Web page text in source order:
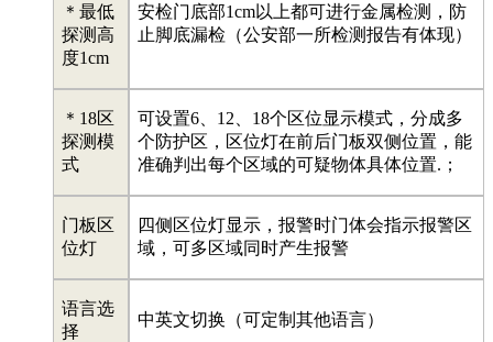
＊最低
探测高
度1cm
安检门底部1cm以上都可进行金属检测，防
止脚底漏检（公安部一所检测报告有体现）
＊18区
探测模
式
可设置6、12、18个区位显示模式，分成多
个防护区，区位灯在前后门板双侧位置，能
准确判出每个区域的可疑物体具体位置.；
门板区
位灯
四侧区位灯显示，报警时门体会指示报警区
域，可多区域同时产生报警
语言选
择
中英文切换（可定制其他语言）